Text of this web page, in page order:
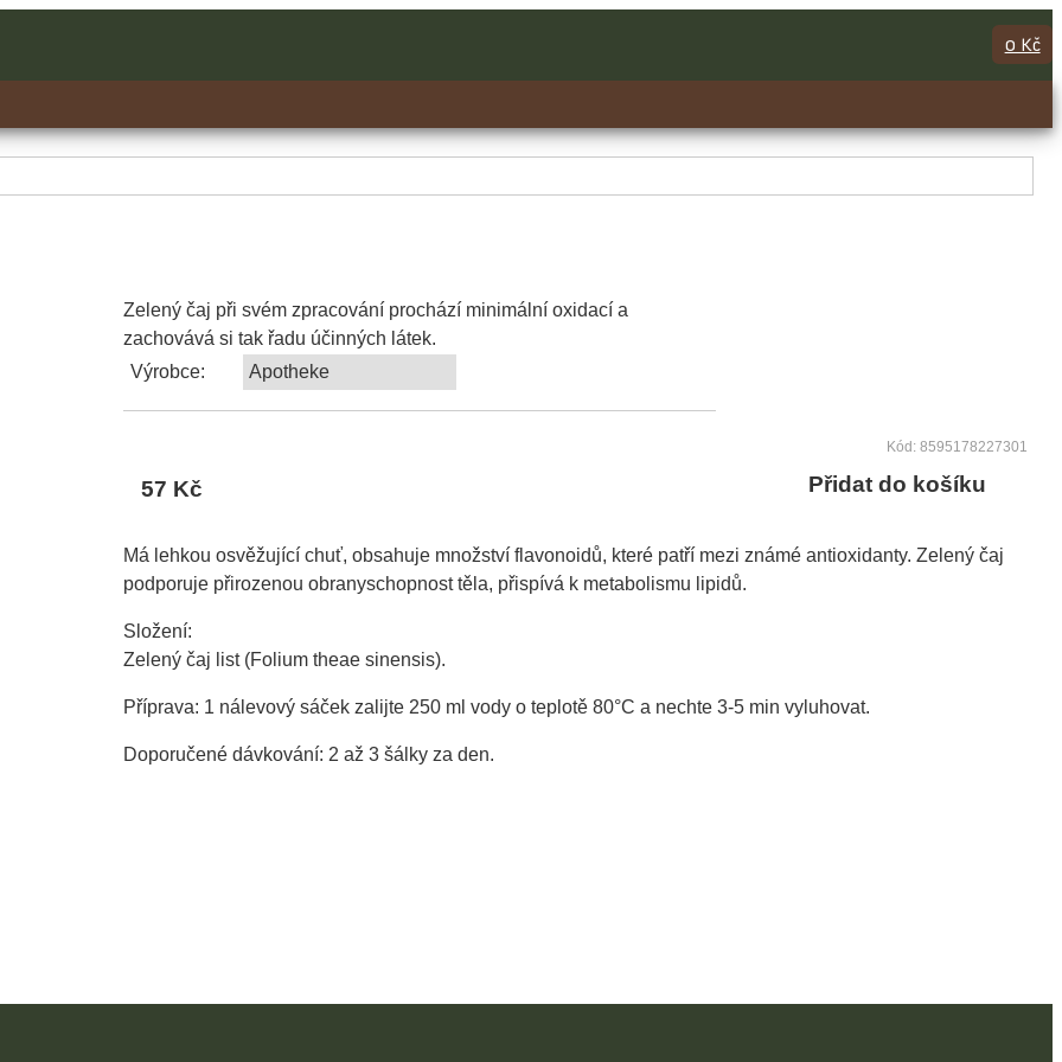
0 Kč
Zelený čaj při svém zpracování prochází minimální oxidací a
zachovává si tak řadu účinných látek.
Výrobce:
Apotheke
Kód: 8595178227301
57 Kč Přidat do košíku
Má lehkou osvěžující chuť, obsahuje množství flavonoidů, které patří mezi známé antioxidanty. Zelený čaj
podporuje přirozenou obranyschopnost těla, přispívá k metabolismu lipidů.
Složení:
Zelený čaj list (Folium theae sinensis).
Příprava: 1 nálevový sáček zalijte 250 ml vody o teplotě 80°C a nechte 3-5 min vyluhovat.
Doporučené dávkování: 2 až 3 šálky za den.